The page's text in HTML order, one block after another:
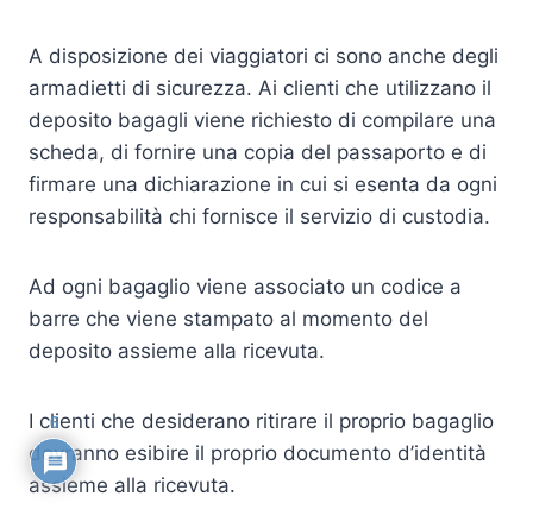
A disposizione dei viaggiatori ci sono anche degli
armadietti di sicurezza. Ai clienti che utilizzano il
deposito bagagli viene richiesto di compilare una
scheda, di fornire una copia del passaporto e di
firmare una dichiarazione in cui si esenta da ogni
responsabilità chi fornisce il servizio di custodia.
Ad ogni bagaglio viene associato un codice a
barre che viene stampato al momento del
deposito assieme alla ricevuta.
I clienti che desiderano ritirare il proprio bagaglio
dovranno esibire il proprio documento d’identità
assieme alla ricevuta.
6